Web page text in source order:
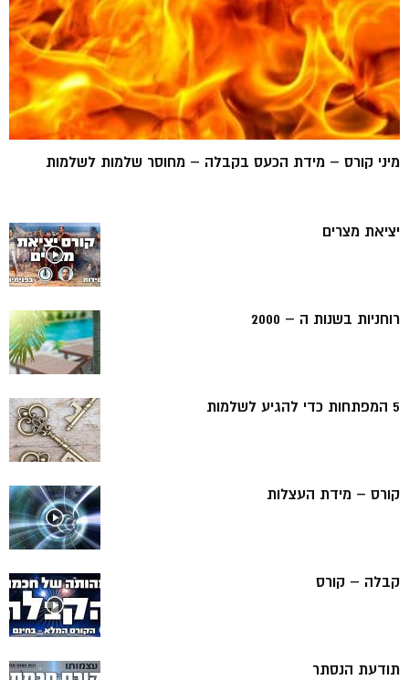
מיני קורס – מידת הכעס בקבלה – מחוסר שלמות לשלמות
יציאת מצרים
רוחניות בשנות ה – 2000
5 המפתחות כדי להגיע לשלמות
קורס – מידת העצלות
קבלה – קורס
תודעת הנסתר